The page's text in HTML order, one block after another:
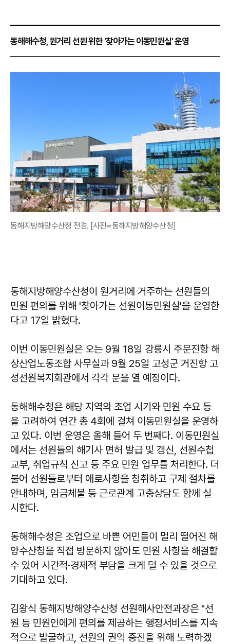
동해해수청, 원거리 선원 위한 '찾아가는 이동민원실' 운영
동해지방해양수산청 전경. [사진=동해지방해양수산청]
동해지방해양수산청이 원거리에 거주하는 선원들의
민원 편의를 위해 '찾아가는 선원이동민원실'을 운영한
다고 17일 밝혔다.
이번 이동민원실은 오는 9월 18일 강릉시 주문진항 해
상산업노동조합 사무실과 9월 25일 고성군 거진항 고
성선원복지회관에서 각각 문을 열 예정이다.
동해해수청은 해당 지역의 조업 시기와 민원 수요 등
을 고려하여 연간 총 4회에 걸쳐 이동민원실을 운영하
고 있다. 이번 운영은 올해 들어 두 번째다. 이동민원실
에서는 선원들의 해기사 면허 발급 및 갱신, 선원수첩
교부, 취업규칙 신고 등 주요 민원 업무를 처리한다. 더
불어 선원들로부터 애로사항을 청취하고 구제 절차를
안내하며, 임금체불 등 근로관계 고충상담도 함께 실
시한다.
동해해수청은 조업으로 바쁜 어민들이 멀리 떨어진 해
양수산청을 직접 방문하지 않아도 민원 사항을 해결할
수 있어 시간적·경제적 부담을 크게 덜 수 있을 것으로
기대하고 있다.
김왕식 동해지방해양수산청 선원해사안전과장은 "선
원 등 민원인에게 편의를 제공하는 행정서비스를 지속
적으로 발굴하고, 선원의 권익 증진을 위해 노력하겠